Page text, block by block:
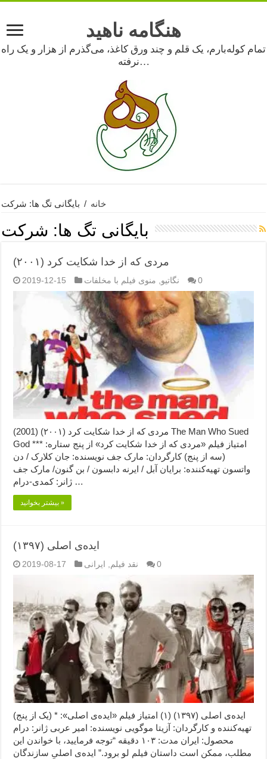
هنگامه ناهید
تمام کوله‌بارم، یک قلم و چند ورق کاغذ، می‌گذرم از هزار و یک راه
نرفته…
خانه / بایگانی تگ ها: شرکت
بایگانی تگ ها: شرکت
مردی که از خدا شکایت کرد (۲۰۰۱)
2019-12-15 نگاتیو منوی فیلم با مخلفات 0
مردی که از خدا شکایت کرد (۲۰۰۱) (2001) The Man Who Sued
God امتیاز فیلم «مردی که از خدا شکایت کرد» از پنج ستاره: ***
(سه از پنج) کارگردان: مارک جف نویسنده: جان کلارک / دن
واتسون تهیه‌کننده: برایان آبل / ایرنه دابسون / بن گنون/ مارک جف
ژانر: کمدی-درام …
بیشتر بخوانید »
ایده‌ی اصلی (۱۳۹۷)
2019-08-17 نقد فیلم ایرانی 0
ایده‌ی اصلی (۱۳۹۷) (۱) امتیاز فیلم «ایده‌ی اصلی»: * (یک از پنج)
تهیه‌کننده و کارگردان: آزیتا موگویی نویسنده: امیر عربی ژانر: درام
محصول: ایران مدت: ۱۰۳ دقیقه “توجه فرمایید،‌ با خواندن این
مطلب، ممکن است داستان فیلم لو برود.” ایده‌ی اصلیِ سازندگان